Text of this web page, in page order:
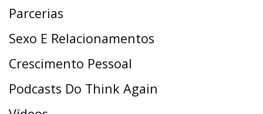
Parcerias
Sexo E Relacionamentos
Crescimento Pessoal
Podcasts Do Think Again